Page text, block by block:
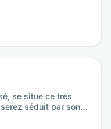
se situe ce très
séduit par son